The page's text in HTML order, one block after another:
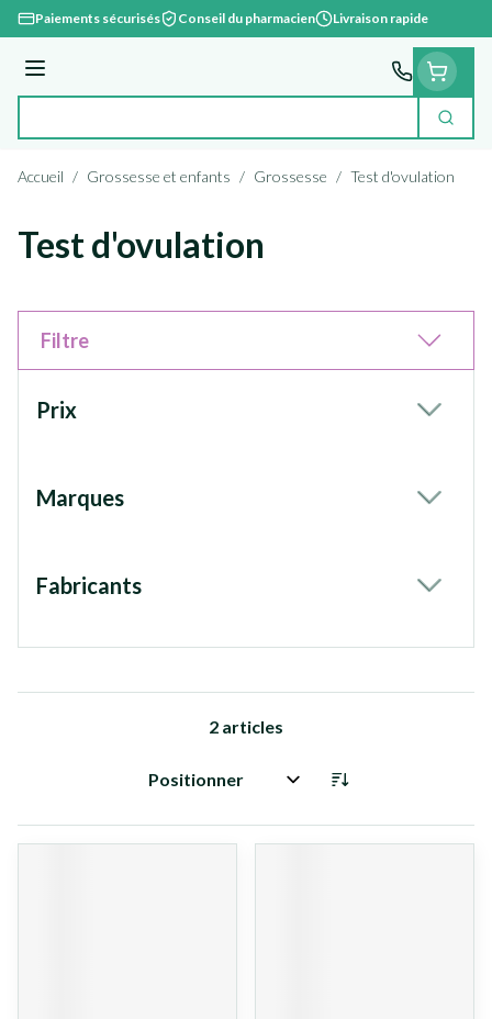
Aller au contenu
Paiements sécurisés Conseil du pharmacien Livraison rapide
Menu
Accueil / Grossesse et enfants / Grossesse / Test d'ovulation
Test d'ovulation
Filtre
Prix
Marques
Fabricants
2 articles
Trier par: